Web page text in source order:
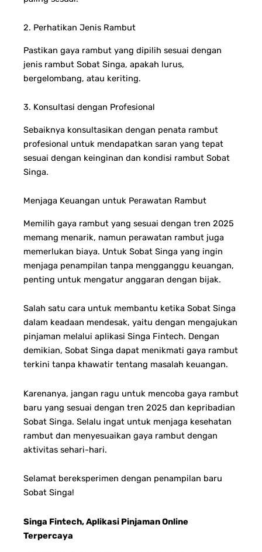
2. Perhatikan Jenis Rambut
Pastikan gaya rambut yang dipilih sesuai dengan
jenis rambut Sobat Singa, apakah lurus,
bergelombang, atau keriting.
3. Konsultasi dengan Profesional
Sebaiknya konsultasikan dengan penata rambut
profesional untuk mendapatkan saran yang tepat
sesuai dengan keinginan dan kondisi rambut Sobat
Singa.
Menjaga Keuangan untuk Perawatan Rambut
Memilih gaya rambut yang sesuai dengan tren 2025
memang menarik, namun perawatan rambut juga
memerlukan biaya. Untuk Sobat Singa yang ingin
menjaga penampilan tanpa mengganggu keuangan,
penting untuk mengatur anggaran dengan bijak.
Salah satu cara untuk membantu ketika Sobat Singa
dalam keadaan mendesak, yaitu dengan mengajukan
pinjaman melalui aplikasi Singa Fintech. Dengan
demikian, Sobat Singa dapat menikmati gaya rambut
terkini tanpa khawatir tentang masalah keuangan.
Karenanya, jangan ragu untuk mencoba gaya rambut
baru yang sesuai dengan tren 2025 dan kepribadian
Sobat Singa. Selalu ingat untuk menjaga kesehatan
rambut dan menyesuaikan gaya rambut dengan
aktivitas sehari-hari.
Selamat bereksperimen dengan penampilan baru
Sobat Singa!
Singa Fintech, Aplikasi Pinjaman Online
Terpercaya